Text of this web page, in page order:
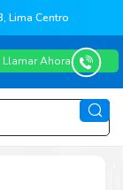
Lima Centro
Llamar Ahora